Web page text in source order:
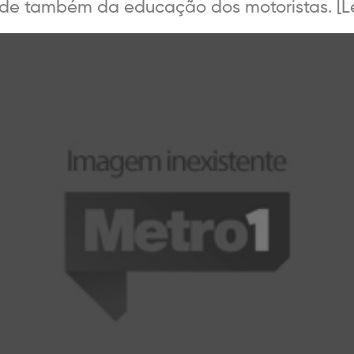
também da educação dos motoristas.